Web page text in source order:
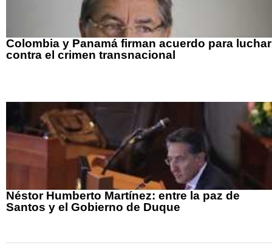
Colombia y Panamá firman acuerdo para luchar
contra el crimen transnacional
Néstor Humberto Martínez: entre la paz de
Santos y el Gobierno de Duque